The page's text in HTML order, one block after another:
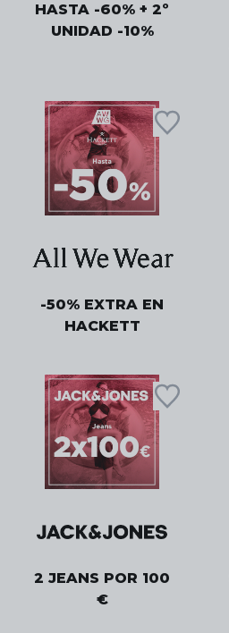
HASTA -60% + 2º
UNIDAD -10%
-50% EXTRA EN
HACKETT
2 JEANS POR 100
€